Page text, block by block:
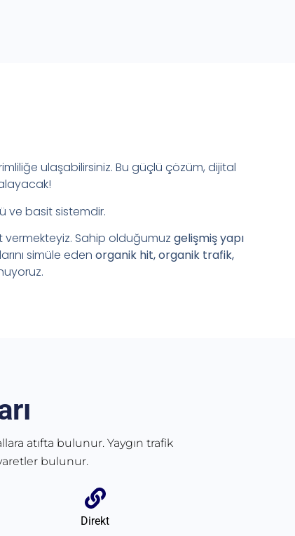
ulaşabilirsiniz. Bu güçlü çözüm, dijital
ve basit sistemdir.
Sahip olduğumuz gelişmiş yapı
simüle eden organik hit, organik trafik,
atıfta bulunur. Yaygın trafik
bulunur.
Direkt